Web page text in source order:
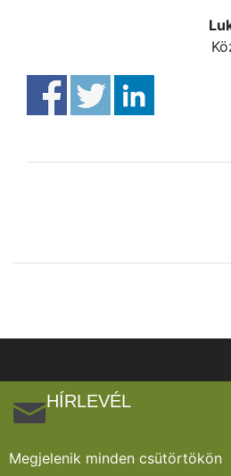
HÍRLEVÉL
Megjelenik minden csütörtökön